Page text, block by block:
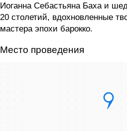
Иоганна Себастьяна Баха и
20 столетий, вдохновленные
мастера эпохи барокко.
Место проведения